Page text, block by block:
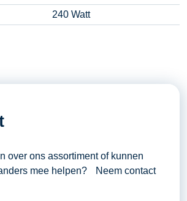
240 Watt
over ons assortiment of kunnen
mee helpen? Neem contact